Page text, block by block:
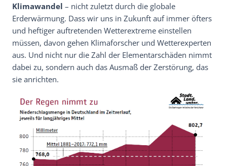
Klimawandel – nicht zuletzt durch die globale
Erderwärmung. Dass wir uns in Zukunft auf immer öfters
und heftiger auftretenden Wetterextreme einstellen
müssen, davon gehen Klimaforscher und Wetterexperten
aus. Und nicht nur die Zahl der Elementarschäden nimmt
dabei zu, sondern auch das Ausmaß der Zerstörung, das
sie anrichten.